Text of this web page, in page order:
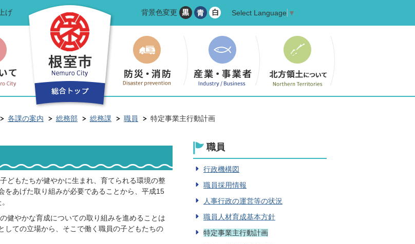
げ 背景色変更 Select Language ▼
各課の案内 総務部 総務課 職員 特定事業主行動計画
どもたちが健やかに生まれ、育てられる環境の整
をあげた取り組みが必要であることから、平成15
健やかな育成についての取り組みを進めることは
しての立場から、そこで働く職員の子どもたちの
職員
行政機構図
職員採用情報
人事行政の運営等の状況
職員人材育成基本方針
特定事業主行動計画